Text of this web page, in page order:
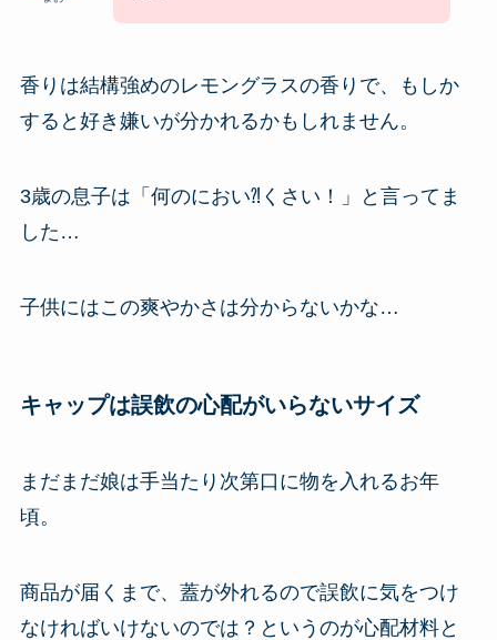
香りは結構強めのレモングラスの香りで、もしか
すると好き嫌いが分かれるかもしれません。
3歳の息子は「何のにおい⁈くさい！」と言ってま
した…
子供にはこの爽やかさは分からないかな…
キャップは誤飲の心配がいらないサイズ
まだまだ娘は手当たり次第口に物を入れるお年
頃。
商品が届くまで、蓋が外れるので誤飲に気をつけ
なければいけないのでは？というのが心配材料と